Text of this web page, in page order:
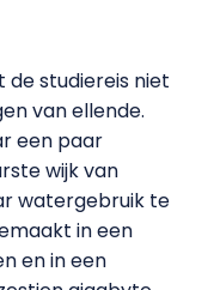
studiereis niet
van ellende.
een paar
wijk van
watergebruik te
in een
en in een